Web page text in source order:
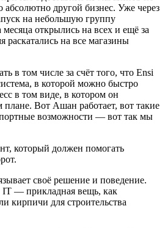
другой бизнес. Уже через
на небольшую группу
месяца открылись на всех и ещё за
раскатались на все магазины
в том числе за счёт того, что Ensi
в которой можно быстро
в том виде, в котором он
плане. Вот Ашан работает, вот такие
возможности — вот так мы
который должен помогать
своё решение и поведение.
IT — прикладная вещь, как
кирпичи для строительства